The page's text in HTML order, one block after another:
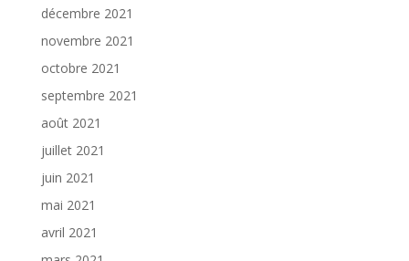
décembre 2021
novembre 2021
octobre 2021
septembre 2021
août 2021
juillet 2021
juin 2021
mai 2021
avril 2021